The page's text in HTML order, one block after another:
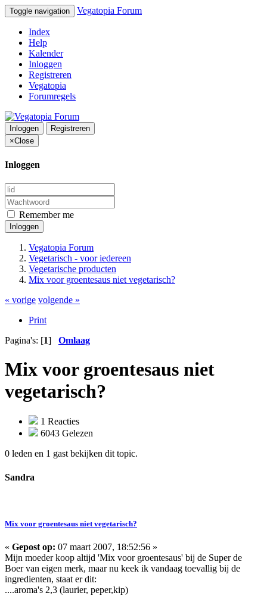
Toggle navigation Vegatopia Forum
Index
Help
Kalender
Inloggen
Registreren
Vegatopia
Forumregels
Inloggen
Registreren
×Close
Inloggen
Remember me
Inloggen
Vegatopia Forum
Vegetarisch - voor iedereen
Vegetarische producten
Mix voor groentesaus niet vegetarisch?
« vorige volgende »
Print
Pagina's: [1] Omlaag
Mix voor groentesaus niet
vegetarisch?
1 Reacties
6043 Gelezen
0 leden en 1 gast bekijken dit topic.
Sandra
Mix voor groentesaus niet vegetarisch?
« Gepost op: 07 maart 2007, 18:52:56 »
Mijn moeder koop altijd 'Mix voor groentesaus' bij de Super de
Boer van eigen merk, maar nu keek ik vandaag toevallig bij de
ingredienten, staat er dit:
....aroma's 2,3 (laurier, peper,kip)